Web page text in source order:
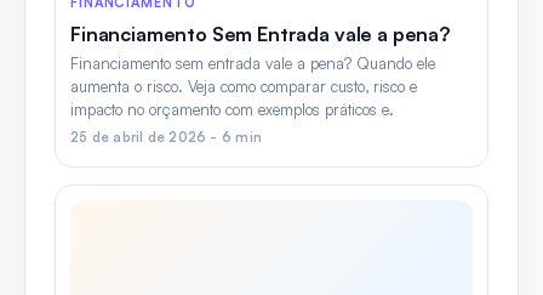
Financiamento Sem Entrada vale a pena?
Financiamento sem entrada vale a pena? Quando ele
aumenta o risco. Veja como comparar custo, risco e
impacto no orçamento com exemplos práticos e.
25 de abril de 2026 - 6 min